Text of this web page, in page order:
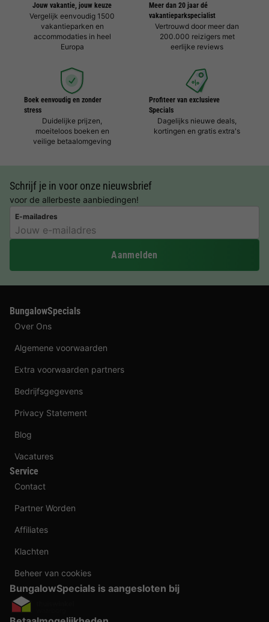
Jouw vakantie, jouw keuze
Vergelijk eenvoudig 1500
vakantieparken en
accommodaties in heel
Europa
Meer dan 20 jaar dé
vakantieparkspecialist
Vertrouwd door meer dan
200.000 reizigers met
eerlijke reviews
Boek eenvoudig en zonder
stress
Duidelijke prijzen,
moeiteloos boeken en
veilige betaalomgeving
Profiteer van exclusieve
Specials
Dagelijks nieuwe deals,
kortingen en gratis extra's
Schrijf je in voor onze nieuwsbrief
voor de allerbeste aanbiedingen!
E-mailadres
Aanmelden
BungalowSpecials
Over Ons
Algemene voorwaarden
Extra voorwaarden partners
Bedrijfsgegevens
Privacy Statement
Blog
Vacatures
Service
Contact
Partner Worden
Affiliates
Klachten
Beheer van cookies
BungalowSpecials is aangesloten bij